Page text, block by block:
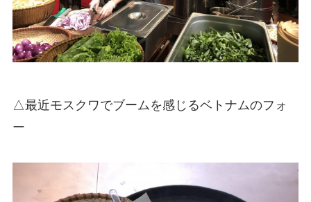
△最近モスクワでブームを感じるベトナムのフォ
ー